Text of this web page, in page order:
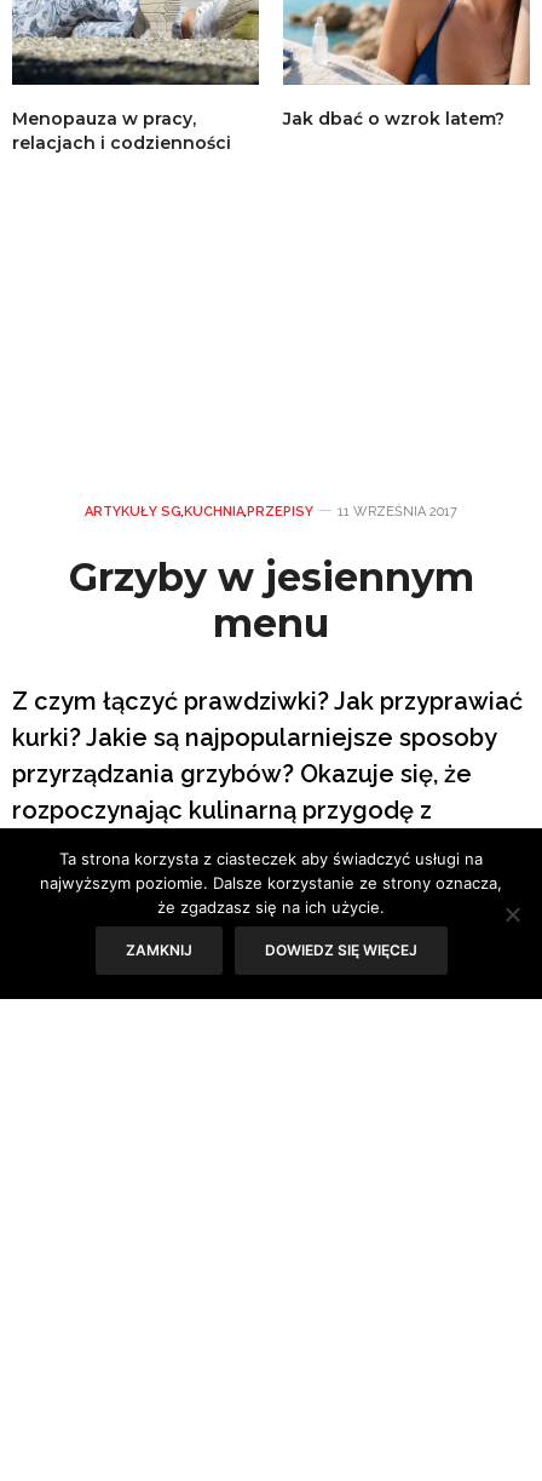
Menopauza w pracy,
relacjach i codzienności
Jak dbać o wzrok latem?
ARTYKUŁY SG,KUCHNIA,PRZEPISY 11 WRZEŚNIA 2017
Grzyby w jesiennym
menu
Z czym łączyć prawdziwki? Jak przyprawiać
kurki? Jakie są najpopularniejsze sposoby
przyrządzania grzybów? Okazuje się, że
rozpoczynając kulinarną przygodę z
daniami bazującymi na grzybach
można
odkryć wiele apetycznych zestawień.
Ta strona korzysta z ciasteczek aby świadczyć usługi na
najwyższym poziomie. Dalsze korzystanie ze strony oznacza,
że zgadzasz się na ich użycie.
ZAMKNIJ DOWIEDZ SIĘ WIĘCEJ